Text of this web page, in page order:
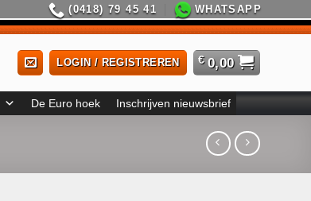
(0418) 79 45 41 WHATSAPP
LOGIN / REGISTREREN € 0,00
De Euro hoek Inschrijven nieuwsbrief